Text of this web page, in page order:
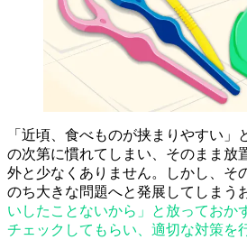
「近頃、食べものが挟まりやすい
の次第に慣れてしまい、そのまま放
外と少なくありません。しかし、そ
のち大きな問題へと発展してしまう
いしたことないから」と放っておか
チェックしてもらい、適切な対策を